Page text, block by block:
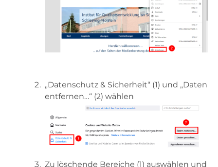
„Datenschutz & Sicherheit“ (1) und „Daten
entfernen…“ (2) wählen
Zu löschende Bereiche (1) auswählen und